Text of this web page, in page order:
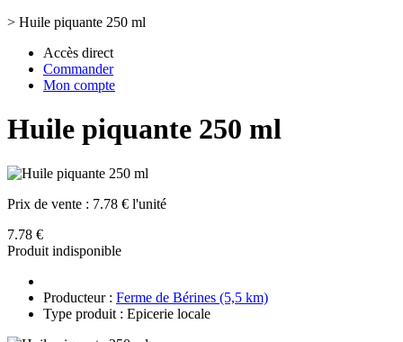
> Huile piquante 250 ml
Accès direct
Commander
Mon compte
Huile piquante 250 ml
Prix de vente : 7.78 € l'unité
7.78 €
Produit indisponible
Producteur : Ferme de Bérines (5,5 km)
Type produit : Epicerie locale